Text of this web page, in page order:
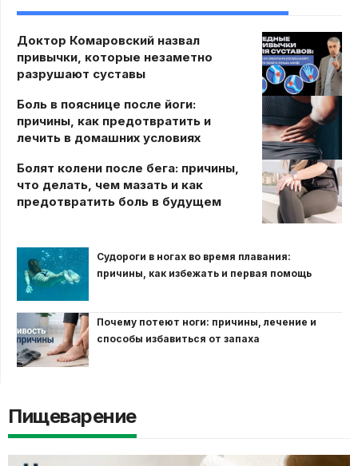
Доктор Комаровский назвал
привычки, которые незаметно
разрушают суставы
Боль в пояснице после йоги:
причины, как предотвратить и
лечить в домашних условиях
Болят колени после бега: причины,
что делать, чем мазать и как
предотвратить боль в будущем
Судороги в ногах во время плавания:
причины, как избежать и первая помощь
Почему потеют ноги: причины, лечение и
способы избавиться от запаха
Пищеварение